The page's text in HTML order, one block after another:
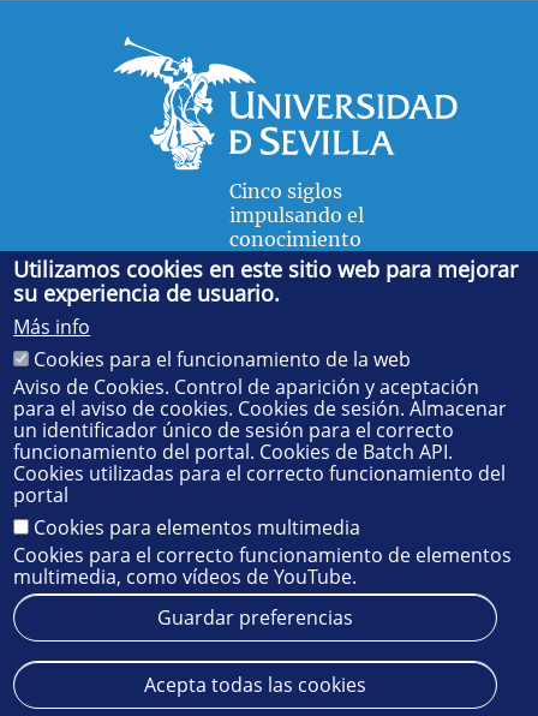
Cinco siglos
impulsando el
conocimiento
FACULTAD DE FÍSICA
Avda. de la Reina Mercedes, s/n. 41012 Sevilla. Tel.:
55 28 91. Administración:administradorfisica@us.es
Secretaría:jsecfisi@us.es- Decanato:ffisaog@us.es
Aviso legal Protección de datos
Cookies
© 2025SIC - Universidad de Sevilla
Utilizamos cookies en este sitio web para mejorar
su experiencia de usuario.
Más info
Cookies para el funcionamiento de la web
Aviso de Cookies. Control de aparición y aceptación
para el aviso de cookies. Cookies de sesión. Almacenar
un identificador único de sesión para el correcto
funcionamiento del portal. Cookies de Batch API.
Cookies utilizadas para el correcto funcionamiento del
portal
Cookies para elementos multimedia
Cookies para el correcto funcionamiento de elementos
multimedia, como vídeos de YouTube.
Guardar preferencias
Acepta todas las cookies